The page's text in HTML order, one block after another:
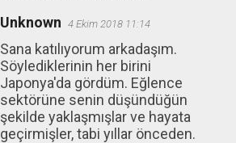
Unknown 4 Ekim 2018 11:14
Sana katılıyorum arkadaşım.
Söylediklerinin her birini
Japonya'da gördüm. Eğlence
sektörüne senin düşündüğün
şekilde yaklaşmışlar ve hayata
geçirmişler, tabi yıllar önceden.